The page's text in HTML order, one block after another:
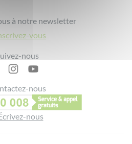
à notre newsletter
vous
nous
nous
nous